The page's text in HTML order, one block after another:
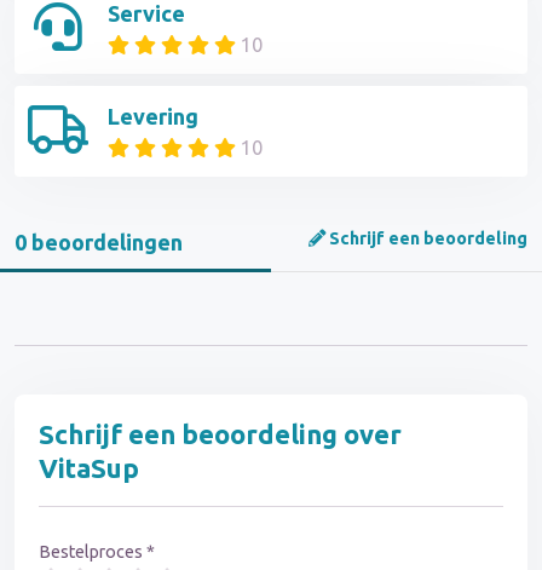
Service
10
Levering
10
0 beoordelingen Schrijf een beoordeling
Schrijf een beoordeling over
VitaSup
Bestelproces *